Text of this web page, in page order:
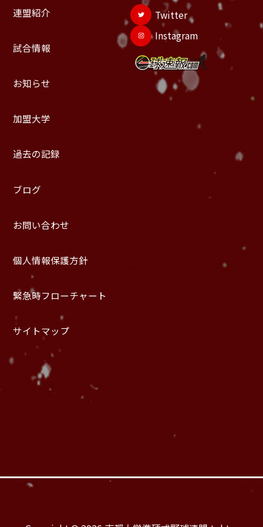
連盟紹介
試合情報
お知らせ
加盟大学
過去の記録
ブログ
お問い合わせ
個人情報保護方針
緊急時フローチャート
サイトマップ
Twitter
Instagram